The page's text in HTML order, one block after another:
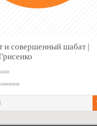
и совершенный шабат |